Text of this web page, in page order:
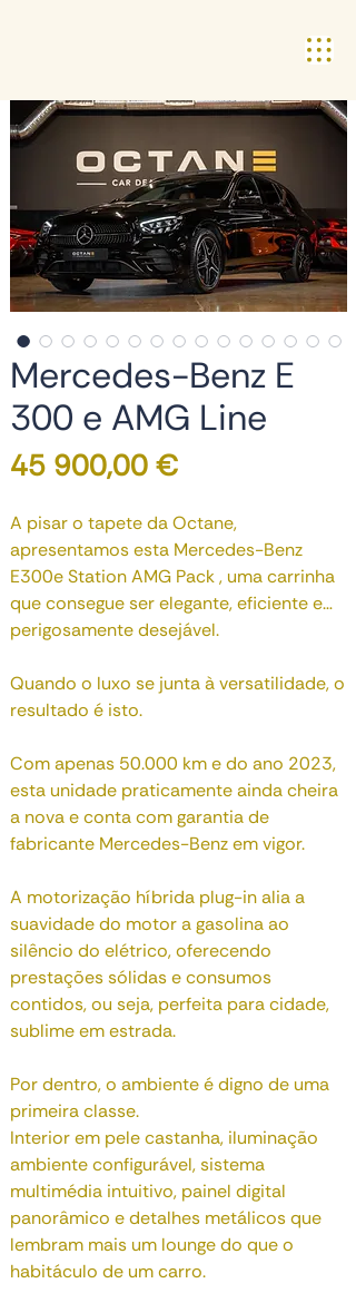
Mercedes-Benz E
300 e AMG Line
45 900,00 €Preço
A pisar o tapete da Octane,
apresentamos esta Mercedes-Benz
E300e Station AMG Pack , uma carrinha
que consegue ser elegante, eficiente e…
perigosamente desejável.
Quando o luxo se junta à versatilidade, o
resultado é isto.
Com apenas 50.000 km e do ano 2023,
esta unidade praticamente ainda cheira
a nova e conta com garantia de
fabricante Mercedes-Benz em vigor.
A motorização híbrida plug-in alia a
suavidade do motor a gasolina ao
silêncio do elétrico, oferecendo
prestações sólidas e consumos
contidos, ou seja, perfeita para cidade,
sublime em estrada.
Por dentro, o ambiente é digno de uma
primeira classe.
Interior em pele castanha, iluminação
ambiente configurável, sistema
multimédia intuitivo, painel digital
panorâmico e detalhes metálicos que
lembram mais um lounge do que o
habitáculo de um carro.